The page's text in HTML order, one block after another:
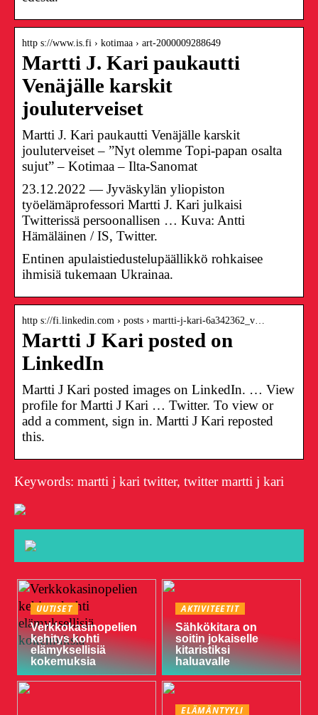
http s://www.is.fi › kotimaa › art-2000009288649
Martti J. Kari paukautti
Venäjälle karskit
jouluterveiset
Martti J. Kari paukautti Venäjälle karskit
jouluterveiset – ”Nyt olemme Topi-papan osalta
sujut” – Kotimaa – Ilta-Sanomat
23.12.2022 — Jyväskylän yliopiston
työelämäprofessori Martti J. Kari julkaisi
Twitterissä persoonallisen … Kuva: Antti
Hämäläinen / IS, Twitter.
Entinen apulaistiedustelupäällikkö rohkaisee
ihmisiä tukemaan Ukrainaa.
http s://fi.linkedin.com › posts › martti-j-kari-6a342362_v…
Martti J Kari posted on
LinkedIn
Martti J Kari posted images on LinkedIn. … View
profile for Martti J Kari … Twitter. To view or
add a comment, sign in. Martti J Kari reposted
this.
Keywords: martti j kari twitter, twitter martti j kari
UUTISET
Verkkokasinopelien
kehitys kohti
elämyksellisiä
kokemuksia
AKTIVITEETIT
Sähkökitara on
soitin jokaiselle
kitaristiksi
haluavalle
ELÄMÄNTYYLI